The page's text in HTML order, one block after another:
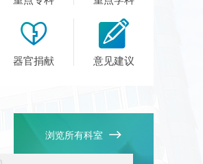

器官捐献

意见建议
浏览所有科室 